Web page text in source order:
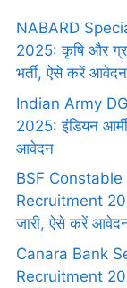
NABARD
2025: कृषि और
भर्ती, ऐसे करें आवेदन
Indian Army
2025: इंडियन
आवेदन
BSF
Recruitment
जारी, ऐसे करें
Canara Bank
Recruitment